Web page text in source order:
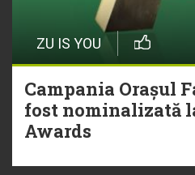
ZU IS YOU
Campania Orașul
fost nominalizată
Awards